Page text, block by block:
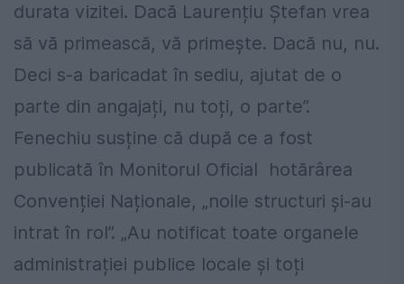
durata vizitei. Dacă Laurențiu Ștefan vrea
să vă primească, vă primește. Dacă nu, nu.
Deci s-a baricadat în sediu, ajutat de o
parte din angajați, nu toți, o parte”.
Fenechiu susține că după ce a fost
publicată în Monitorul Oficial hotărârea
Convenției Naționale, „noile structuri și-au
intrat în rol”. „Au notificat toate organele
administrației publice locale și toți